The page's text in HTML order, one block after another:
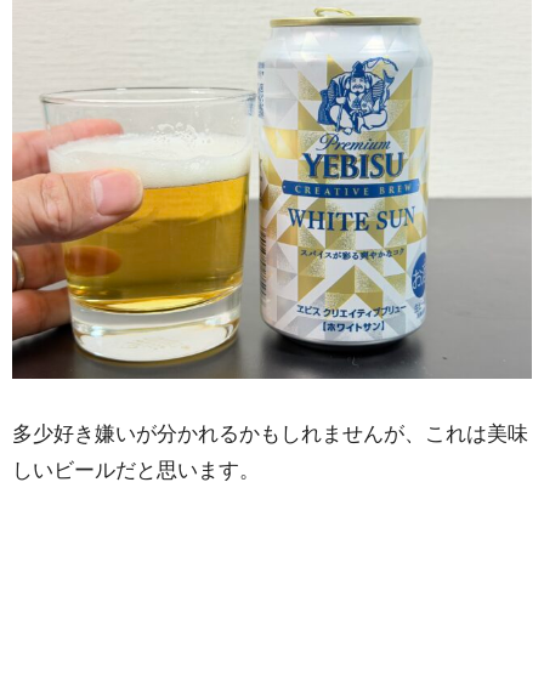
多少好き嫌いが分かれるかもしれませんが、これは美味
しいビールだと思います。